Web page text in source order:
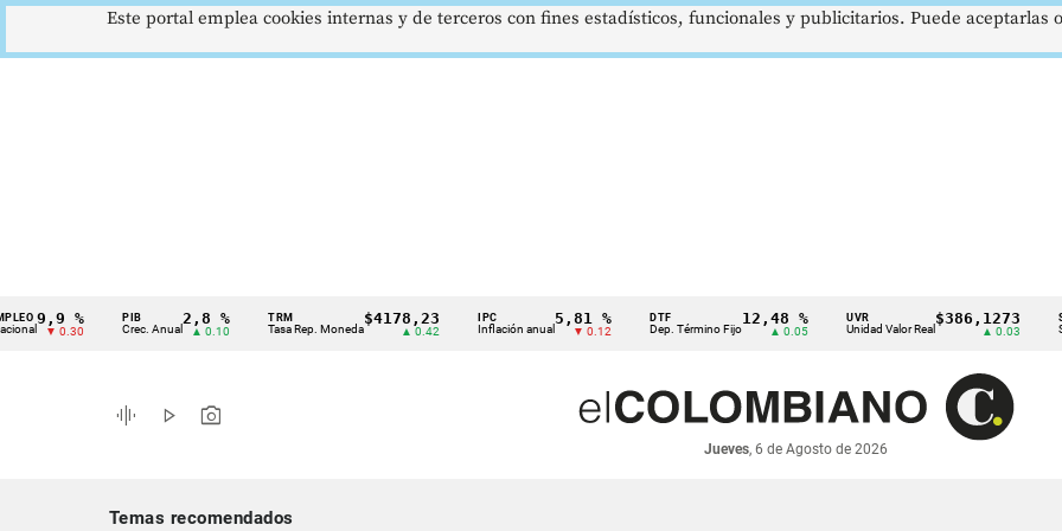
Cintillo
indicadores
económicos
%
0.30
PIB
Crec. Anual
2,8 %
▲ 0.10
TRM
Tasa Rep. Moneda
$4178,23
▲ 0.42
IPC
Inflación anual
5,81 %
▼ 0.12
DTF
Dep. Término Fijo
12,48 %
▲ 0.05
UVR
Unidad Valor Real
$386,1273
▲ 0.03
SMMLV
Salario
graphic_eq play_arrow photo_camera
Jueves, 6 de Agosto de 2026
Temas recomendados
Este portal emplea cookies internas y de terceros con fines estadísticos, funcionales y publicitarios. Puede aceptarlas